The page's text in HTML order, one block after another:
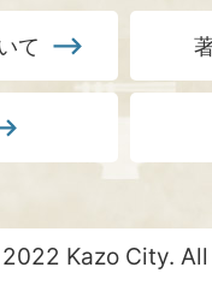
て
Kazo City.